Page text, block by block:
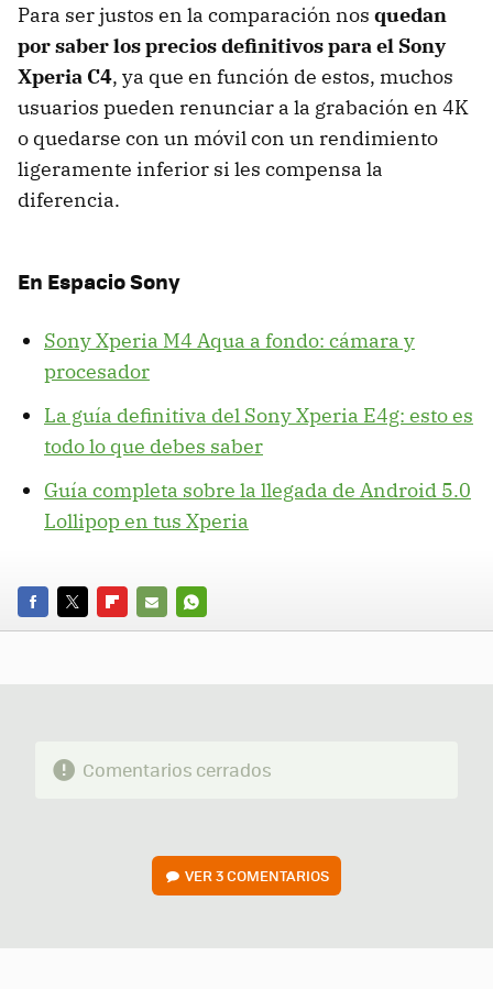
Para ser justos en la comparación nos quedan
por saber los precios definitivos para el Sony
Xperia C4, ya que en función de estos, muchos
usuarios pueden renunciar a la grabación en 4K
o quedarse con un móvil con un rendimiento
ligeramente inferior si les compensa la
diferencia.
En Espacio Sony
Sony Xperia M4 Aqua a fondo: cámara y
procesador
La guía definitiva del Sony Xperia E4g: esto es
todo lo que debes saber
Guía completa sobre la llegada de Android 5.0
Lollipop en tus Xperia
FACEBOOK
TWITTERFLIPBOARD
E-
WHATSAPP
Comentarios cerrados
VER3 COMENTARIOS